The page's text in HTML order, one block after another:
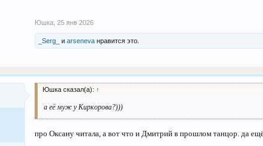
Юшка 25 янв 2026
_Serg_ иarseneva нравится это.
Юшка сказал(а): ↑
а её муж у Киркорова?)))
про Оксану читала, а вот что и Дмитрий в прошлом танцор. да